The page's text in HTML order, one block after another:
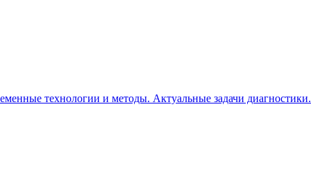
технологии и методы. Актуальные задачи диагностики.